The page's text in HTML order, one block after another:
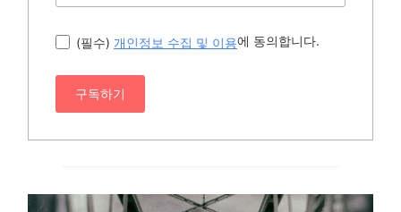
(필수) 개인정보 수집 및 이용에 동의합니다.
구독하기